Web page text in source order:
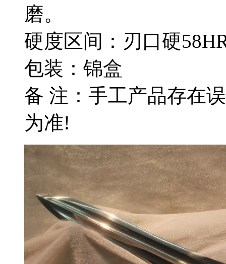
磨。
硬度区间：刃口硬
包装：锦盒
备 注：手工产品存在
为准!